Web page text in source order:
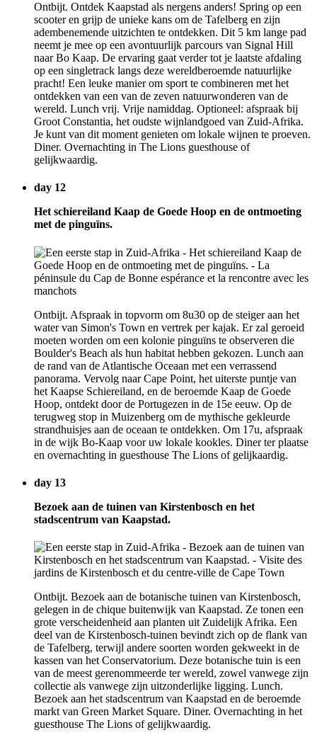
Ontbijt. Ontdek Kaapstad als nergens anders! Spring op een
scooter en grijp de unieke kans om de Tafelberg en zijn
adembenemende uitzichten te ontdekken. Dit 5 km lange pad
neemt je mee op een avontuurlijk parcours van Signal Hill
naar Bo Kaap. De ervaring gaat verder tot je laatste afdaling
op een singletrack langs deze wereldberoemde natuurlijke
pracht! Een leuke manier om sport te combineren met het
ontdekken van een van de zeven natuurwonderen van de
wereld. Lunch vrij. Vrije namiddag. Optioneel: afspraak bij
Groot Constantia, het oudste wijnlandgoed van Zuid-Afrika.
Je kunt van dit moment genieten om lokale wijnen te proeven.
Diner. Overnachting in The Lions guesthouse of
gelijkwaardig.
day 12
Het schiereiland Kaap de Goede Hoop en de ontmoeting
met de pinguïns.
Ontbijt. Afspraak in topvorm om 8u30 op de steiger aan het
water van Simon's Town en vertrek per kajak. Er zal geroeid
moeten worden om een kolonie pinguïns te observeren die
Boulder's Beach als hun habitat hebben gekozen. Lunch aan
de rand van de Atlantische Oceaan met een verrassend
panorama. Vervolg naar Cape Point, het uiterste puntje van
het Kaapse Schiereiland, en de beroemde Kaap de Goede
Hoop, ontdekt door de Portugezen in de 15e eeuw. Op de
terugweg stop in Muizenberg om de mythische gekleurde
strandhuisjes aan de oceaan te ontdekken. Om 17u, afspraak
in de wijk Bo-Kaap voor uw lokale kookles. Diner ter plaatse
en overnachting in guesthouse The Lions of gelijkaardig.
day 13
Bezoek aan de tuinen van Kirstenbosch en het
stadscentrum van Kaapstad.
Ontbijt. Bezoek aan de botanische tuinen van Kirstenbosch,
gelegen in de chique buitenwijk van Kaapstad. Ze tonen een
grote verscheidenheid aan planten uit Zuidelijk Afrika. Een
deel van de Kirstenbosch-tuinen bevindt zich op de flank van
de Tafelberg, terwijl andere soorten worden gekweekt in de
kassen van het Conservatorium. Deze botanische tuin is een
van de meest gerenommeerde ter wereld, zowel vanwege zijn
collectie als vanwege zijn uitzonderlijke ligging. Lunch.
Bezoek aan het stadscentrum van Kaapstad en de beroemde
markt van Green Market Square. Diner. Overnachting in het
guesthouse The Lions of gelijkwaardig.